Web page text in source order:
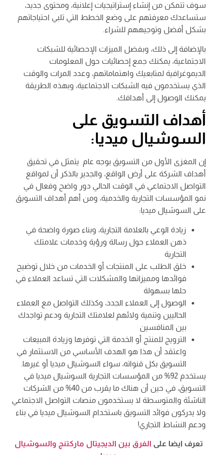
سوف تتمكن من إنشاء إستراتيجيات إعلانية، ومحتوى جديد،
ستساعدك معرفتهم على وضع الخطط التي تلبي احتياجاتهم
بشكل أفضل وتوجيههم للشراء.
بالإضافة إلى ذلك، وبفضل الميزات الإحصائية للشبكات
الاجتماعية، يمكنك جمع إحصائيات حول المعلومات
الديموغرافية لمتابعيك واهتماماتهم، وعدد المرات والوقت
الذي يستخدمون فيه الشبكات الاجتماعية، وبهذه الطريقة
يمكنك الوصول إلى أهدافك.
أهداف التسويق على
السوشيال ميديا:
إن المغزى الأول من التسويق بوجه عام يتمثل في تحقيق
أهداف الشركة على أرض الواقع، والجدير بالذكر أن لمواقع
التواصل الاجتماعي في الوقت الحالي دور واضح وفعال في
نمو المؤسسات التجارية والخدمية، ومن أهم أهداف التسويق
على السوشيال ميديا:
زيادة الوعي بالعلامة التجارية، وبناء صورة واضحة في
ذهن العملاء حول رسالة ورؤية وخدمات علامتك
التجارية
خلق الطلب على المنتجات أو الخدمات من خلال توضيح
فوائدها ومميزاتها والمشكلات التي تساعد العملاء في
حلها بسهولة
الوصول إلى العملاء الجدد، وكذلك التواصل مع العملاء
الحاليين وتنمية ولائهم لعلامتك التجارية ودعم تواجدك
بين المنافسين
الترويج للمنتج أو الخدمة التي توفرها وزيادة المبيعات
واعتقد أن هذا هو الهدف الأساسي من الاستثمار في
التسويق بكل قنواته، سواء السوشيال ميديا أو غيرها.
يستخدم 92% من المؤسسات التجارية السوشيال ميديا في
التسويق، في حين أن هناك ما يقرب من 40% من الشركات
الناشئة والمتوسطة لا يستخدمون منصات التواصل الاجتماعي
ولا يدركون فوائد التسويق باستخدام السوشيال ميديا في بناء
ودعم النشاط التجاري!
تعرف ايضا على الفرق بين الديجيتال ماركتنج والسوشيال